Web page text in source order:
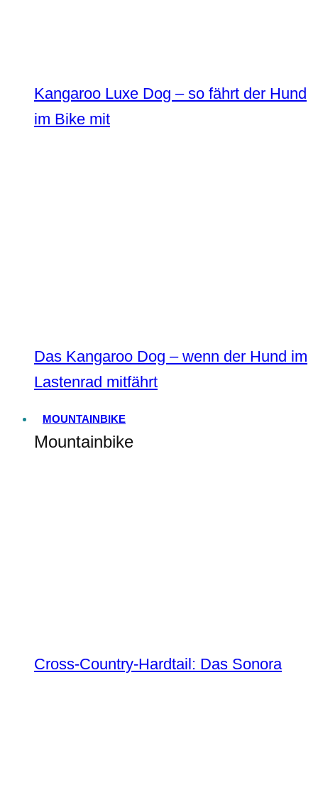
Kangaroo Luxe Dog – so fährt der Hund
im Bike mit
Das Kangaroo Dog – wenn der Hund im
Lastenrad mitfährt
MOUNTAINBIKE
Mountainbike
Cross-Country-Hardtail: Das Sonora